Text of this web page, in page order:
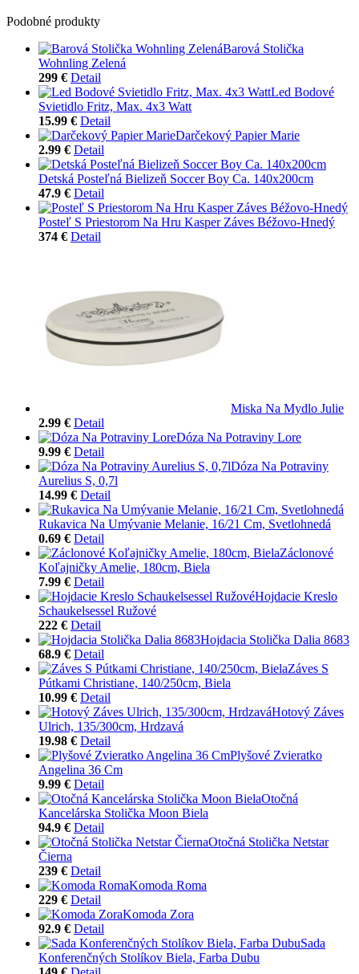
Podobné produkty
Barová Stolička
Wohnling Zelená
299 € Detail
Led Bodové
Svietidlo Fritz, Max. 4x3 Watt
15.99 € Detail
Darčekový Papier Marie
2.99 € Detail
Detská Posteľná Bielizeň Soccer Boy Ca. 140x200cm
47.9 € Detail
Posteľ S Priestorom Na Hru Kasper Záves Béžovo-Hnedý
374 € Detail
Miska Na Mydlo Julie
2.99 € Detail
Dóza Na Potraviny Lore
9.99 € Detail
Dóza Na Potraviny
Aurelius S, 0,7l
14.99 € Detail
Rukavica Na Umývanie Melanie, 16/21 Cm, Svetlohnedá
0.69 € Detail
Záclonové
Koľajničky Amelie, 180cm, Biela
7.99 € Detail
Hojdacie Kreslo
Schaukelsessel Ružové
222 € Detail
Hojdacia Stolička Dalia 8683
68.9 € Detail
Záves S
Pútkami Christiane, 140/250cm, Biela
10.99 € Detail
Hotový Záves
Ulrich, 135/300cm, Hrdzavá
19.98 € Detail
Plyšové Zvieratko
Angelina 36 Cm
9.99 € Detail
Otočná
Kancelárska Stolička Moon Biela
94.9 € Detail
Otočná Stolička Netstar
Čierna
239 € Detail
Komoda Roma
229 € Detail
Komoda Zora
92.9 € Detail
Sada
Konferenčných Stolíkov Biela, Farba Dubu